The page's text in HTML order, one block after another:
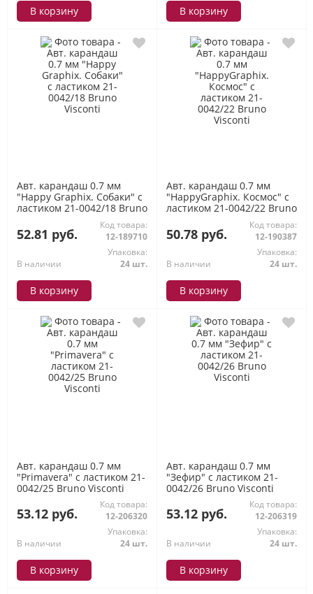
В корзину В корзину
Авт. карандаш 0.7 мм
"Happy Graphix. Собаки" с
ластиком 21-0042/18 Bruno
52.81 руб.
Код товара:
12-189710
В наличии
Упаковка:
24 шт.
В корзину
Авт. карандаш 0.7 мм
"HappyGraphix. Космос" с
ластиком 21-0042/22 Bruno
50.78 руб.
Код товара:
12-190387
В наличии
Упаковка:
24 шт.
В корзину
Авт. карандаш 0.7 мм
"Primavera" с ластиком 21-
0042/25 Bruno Visconti
53.12 руб.
Код товара:
12-206320
В наличии
Упаковка:
24 шт.
В корзину
Авт. карандаш 0.7 мм
"Зефир" с ластиком 21-
0042/26 Bruno Visconti
53.12 руб.
Код товара:
12-206319
В наличии
Упаковка:
24 шт.
В корзину